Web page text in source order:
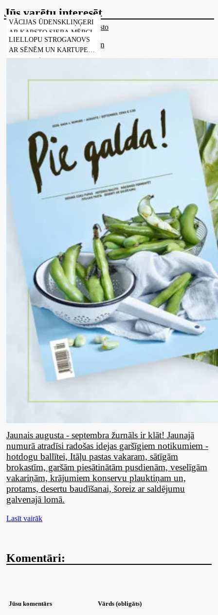
Jūs varētu interesēt
VĀCIJAS ŪDENSKLIŅĢERI
AR KARSTO SIERA MĒRCI
LIELLOPU STROGANOVS
AR SĒNĒM UN KARTUPEĻU
BIEZENI
Jaunais augusta - septembra žurnāls ir klāt! Jaunajā
numurā atradīsi radošas idejas garšīgiem notikumiem -
hotdogu ballītei, Itāļu pastas vakaram, sātīgām
brokastīm, garšām piesātinātām pusdienām, veselīgām
vakariņām, krājumiem konservu plauktiņam un,
protams, desertu baudīšanai, šoreiz ar saldējumu
galvenajā lomā.
Lasīt vairāk
Komentāri:
Jūsu komentārs Vārds (obligāts)